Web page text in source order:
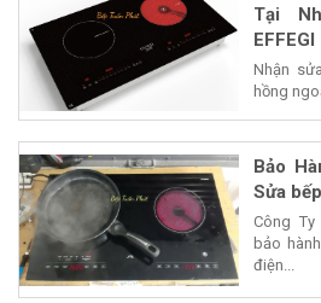
Tại
EFFEGI
Nhận
hồng
Bảo
Sửa
Công
bảo
điện...